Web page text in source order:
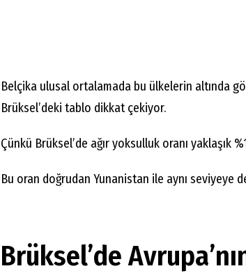
Belçika ulusal ortalamada bu ülkelerin altında
Brüksel’deki tablo dikkat çekiyor.
Çünkü Brüksel’de ağır yoksulluk oranı yaklaşık
Bu oran doğrudan Yunanistan ile aynı seviyeye
Brüksel’de